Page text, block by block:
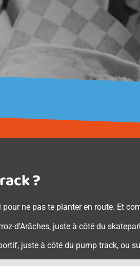
?
ne pas te planter en route. Et
d’Arâches, juste à côté du
juste à côté du pump track, ou